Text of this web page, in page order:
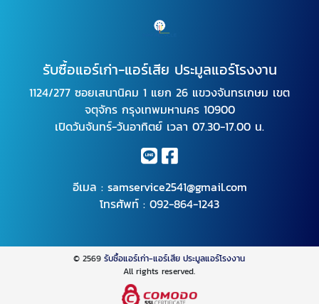
รับซื้อแอร์เก่า-แอร์เสีย ประมูลแอร์โรงงาน
1124/277 ซอยเสนานิคม 1 แยก 26 แขวงจันทรเกษม เขต
จตุจักร กรุงเทพมหานคร 10900
เปิดวันจันทร์-วันอาทิตย์ เวลา 07.30-17.00 น.
อีเมล : samservice2541@gmail.com
โทรศัพท์ : 092-864-1243
© 2569รับซื้อแอร์เก่า-แอร์เสีย ประมูลแอร์โรงงาน
All rights reserved.